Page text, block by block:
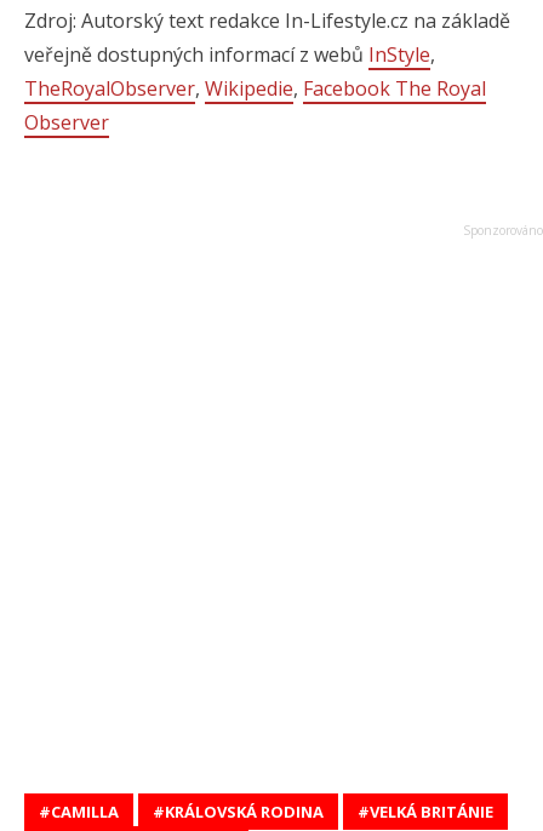
Zdroj: Autorský text redakce In-Lifestyle.cz na základě
veřejně dostupných informací z webů InStyle,
TheRoyalObserver, Wikipedie, Facebook The Royal
Observer
CAMILLA KRÁLOVSKÁ RODINA
VELKÁ BRITÁNIE